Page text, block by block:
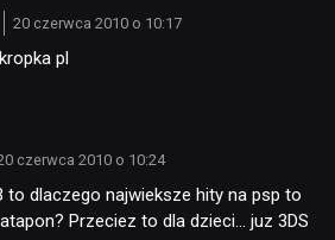
20 czerwca 2010 o 10:17
pl
czerwca 2010 o 10:24
to dlaczego najwieksze hity na psp to
Przeciez to dla dzieci… juz 3DS